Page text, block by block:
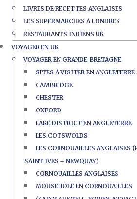
LIVRES DE RECETTES ANGLAISES
LES SUPERMARCHÉS À LONDRES
RESTAURANTS INDIENS UK
VOYAGER EN UK
VOYAGER EN GRANDE-BRETAGNE
SITES À VISITER EN ANGLETERRE
CAMBRIDGE
CHESTER
OXFORD
LAKE DISTRICT EN ANGLETERRE
LES COTSWOLDS
LES CORNOUAILLES ANGLAISES
SAINT IVES – NEWQUAY)
CORNOUAILLES ANGLAISES
MOUSEHOLE EN CORNOUAILLES